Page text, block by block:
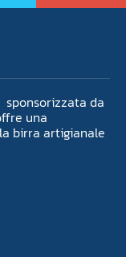
da
una
birra artigianale